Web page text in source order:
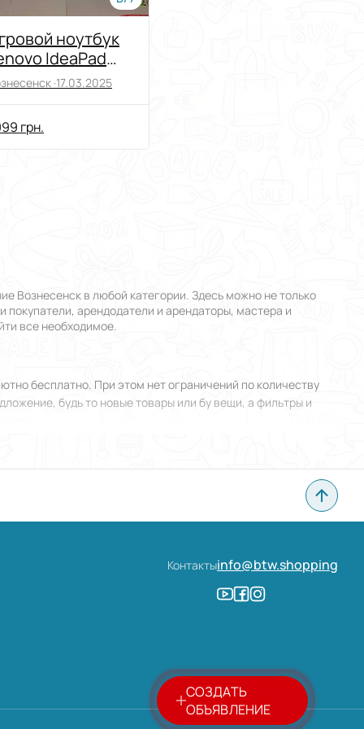
СОЗДАТЬ
ОБЪЯВЛЕНИЕ
ноутбук
IdeaPad
·17.03.2025
грн.
Вознесенск в любой категории. Здесь можно не только
покупатели, арендодатели и арендаторы, мастера и
все необходимое.
бесплатно. При этом нет ограничений по количеству
будь то новые товары или бу вещи, а фильтры и
в Вознесенске и прикрепить фотографии. Все сделано
Контактыinfo@btw.shopping